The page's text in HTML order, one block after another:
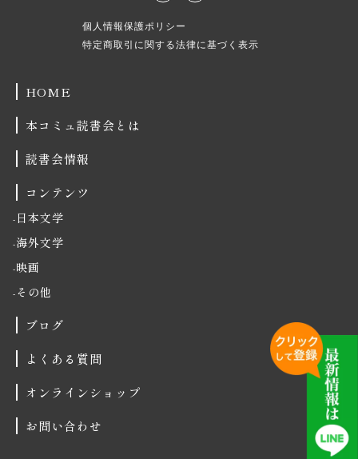
個人情報保護ポリシー
特定商取引に関する法律に基づく表示
HOME
本コミュ読書会とは
読書会情報
コンテンツ
日本文学
海外文学
映画
その他
ブログ
よくある質問
オンラインショップ
お問い合わせ